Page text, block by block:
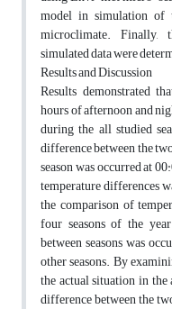
model in simulation of
microclimate. Finally,
simulated data were
Results and Discussion
Results demonstrated
hours of afternoon and
during the all studied
difference between the
season was occurred at
temperature differences
the comparison of
four seasons of the
between seasons was
other seasons. By
the actual situation in
difference between the